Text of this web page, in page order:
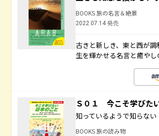
BOOKS 旅の名言＆絶景
2022.07.14 発売
古きと新しき、東と西が
生を輝かせる名言と癒やし
Ｓ０１ 今こそ学びた
知っているようで知らな
BOOKS 旅の読み物